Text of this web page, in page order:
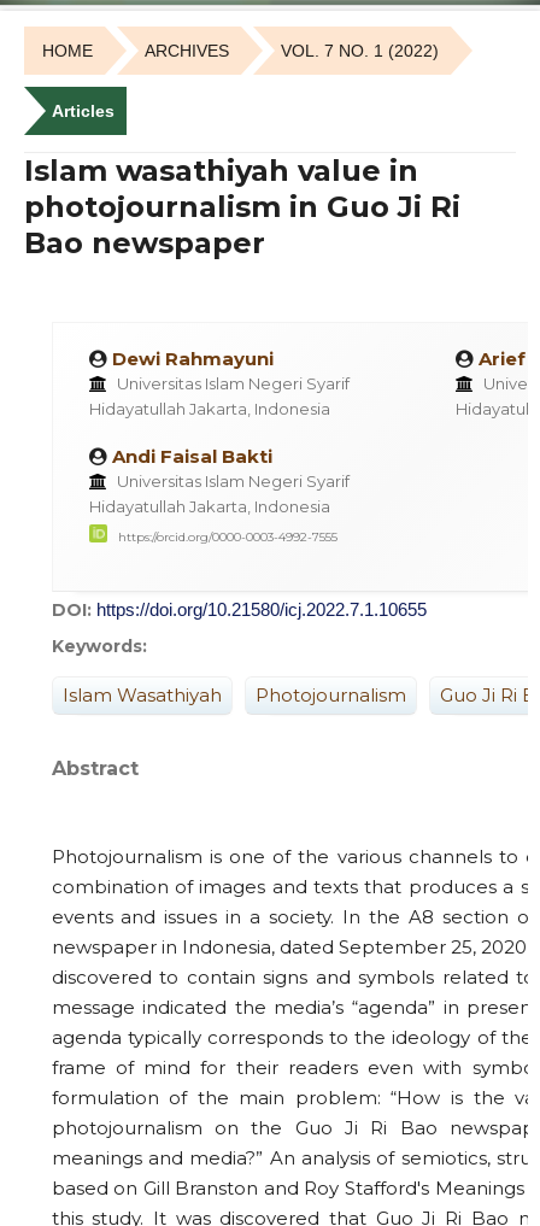
HOME ARCHIVES VOL. 7 NO. 1 (2022)
Articles
Islam wasathiyah value in
photojournalism in Guo Ji Ri
Bao newspaper
Dewi Rahmayuni
Universitas Islam Negeri Syarif
Hidayatullah Jakarta, Indonesia
Arief
Andi Faisal Bakti
Universitas Islam Negeri Syarif
Hidayatullah Jakarta, Indonesia
https://orcid.org/0000-0003-4992-7555
DOI: https://doi.org/10.21580/icj.2022.7.1.10655
Keywords:
Islam Wasathiyah Photojournalism Guo Ji Ri
Abstract
Photojournalism is one of the various channels to
combination of images and texts that produces a
events and issues in a society. In the A8 section
newspaper in Indonesia, dated September 25,
discovered to contain signs and symbols related
message indicated the media’s “agenda” in
agenda typically corresponds to the ideology of
frame of mind for their readers even with
formulation of the main problem: “How is the
photojournalism on the Guo Ji Ri Bao
meanings and media?” An analysis of semiotics,
based on Gill Branston and Roy Stafford's
this study. It was discovered that Guo Ji Ri Bao